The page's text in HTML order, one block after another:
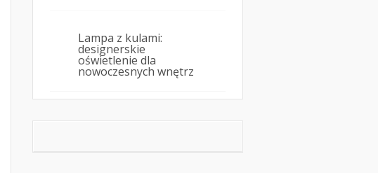
Lampa z kulami:
designerskie
oświetlenie dla
nowoczesnych wnętrz